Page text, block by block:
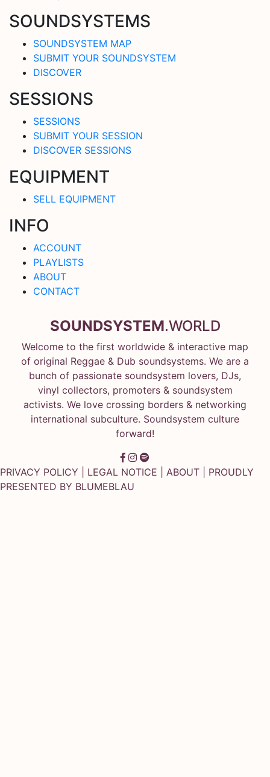
SOUNDSYSTEMS
SOUNDSYSTEM MAP
SUBMIT YOUR SOUNDSYSTEM
DISCOVER
SESSIONS
SESSIONS
SUBMIT YOUR SESSION
DISCOVER SESSIONS
EQUIPMENT
SELL EQUIPMENT
INFO
ACCOUNT
PLAYLISTS
ABOUT
CONTACT
SOUNDSYSTEM.WORLD
Welcome to the first worldwide & interactive map
of original Reggae & Dub soundsystems. We are a
bunch of passionate soundsystem lovers, DJs,
vinyl collectors, promoters & soundsystem
activists. We love crossing borders & networking
international subculture. Soundsystem culture
forward!
PRIVACY POLICY LEGAL NOTICE ABOUT | PROUDLY
PRESENTED BY BLUMEBLAU